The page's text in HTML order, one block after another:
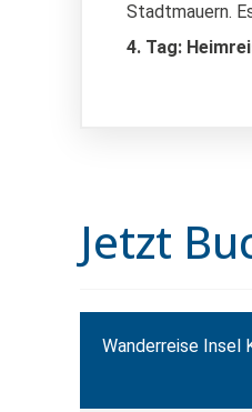
Stadtmauern.
4. Tag:
Jetzt
Wanderreise Insel